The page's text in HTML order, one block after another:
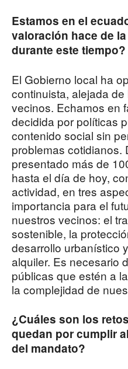
Estamos en el
valoración hace de
durante este tiempo?
El Gobierno local ha
continuista, alejada
vecinos. Echamos en
decidida por políticas
contenido social sin
problemas cotidianos.
presentado más de
hasta el día de hoy,
actividad, en tres
importancia para el
nuestros vecinos: el
sostenible, la
desarrollo urbanístico
alquiler. Es necesario
públicas que estén a
la complejidad de
¿Cuáles son los
quedan por cumplir
del mandato?